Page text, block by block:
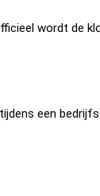
wordt de
een